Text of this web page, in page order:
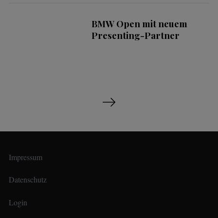
BMW Open mit neuem
Presenting-Partner
t
n
n
m
Impressum
Datenschutz
Login